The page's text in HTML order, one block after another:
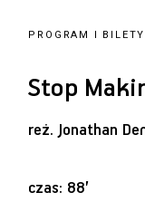
PROGRAM I BILETY
Stop
reż.Jonathan
czas: 88’